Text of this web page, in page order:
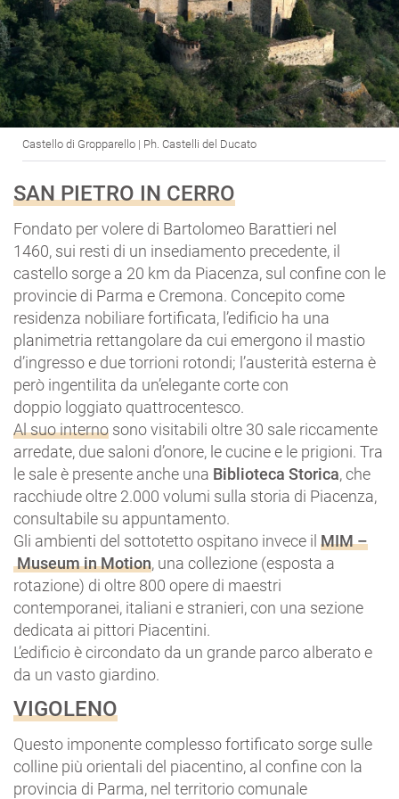
Castello di Gropparello | Ph. Castelli del Ducato
SAN PIETRO IN CERRO
Fondato per volere di Bartolomeo Barattieri nel
1460, sui resti di un insediamento precedente, il
castello sorge a 20 km da Piacenza, sul confine con le
provincie di Parma e Cremona. Concepito come
residenza nobiliare fortificata, l’edificio ha una
planimetria rettangolare da cui emergono il mastio
d’ingresso e due torrioni rotondi; l’austerità esterna è
però ingentilita da un’elegante corte con
doppio loggiato quattrocentesco.
Al suo interno sono visitabili oltre 30 sale riccamente
arredate, due saloni d’onore, le cucine e le prigioni. Tra
le sale è presente anche una Biblioteca Storica, che
racchiude oltre 2.000 volumi sulla storia di Piacenza,
consultabile su appuntamento.
Gli ambienti del sottotetto ospitano invece il MIM –
Museum in Motion, una collezione (esposta a
rotazione) di oltre 800 opere di maestri
contemporanei, italiani e stranieri, con una sezione
dedicata ai pittori Piacentini.
L’edificio è circondato da un grande parco alberato e
da un vasto giardino.
VIGOLENO
Questo imponente complesso fortificato sorge sulle
colline più orientali del piacentino, al confine con la
provincia di Parma, nel territorio comunale